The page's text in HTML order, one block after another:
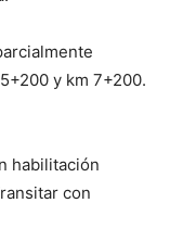
y km 7+200.
habilitación
con